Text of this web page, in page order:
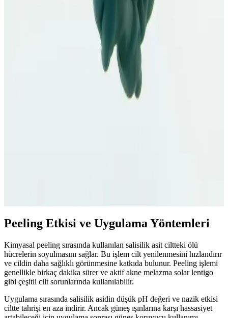
La Roche-Posay Effaclar Peeling Etkili Leke Karşıtı
Serum Özellikleri ve Cilt Faydaları
Effaclar serisinin peeling etkili leke karşıtı serumu, derin temizlik ve
leke giderici özellikleriyle yağlı ve hassas ciltlere uygun, pratik
kullanımlı bir cilt bakım ürünüdür.
Neutrogena Sivilce Karşıtı Krem Kullanım Rehberi
ve Doğru Uygulama İpuçları
Peeling Etkisi ve Uygulama Yöntemleri
Kimyasal peeling sırasında kullanılan salisilik asit ciltteki ölü
hücrelerin soyulmasını sağlar. Bu işlem cilt yenilenmesini hızlandırır
ve cildin daha sağlıklı görünmesine katkıda bulunur. Peeling işlemi
genellikle birkaç dakika sürer ve aktif akne melazma solar lentigo
gibi çeşitli cilt sorunlarında kullanılabilir.
Uygulama sırasında salisilik asidin düşük pH değeri ve nazik etkisi
ciltte tahrişi en aza indirir. Ancak güneş ışınlarına karşı hassasiyet